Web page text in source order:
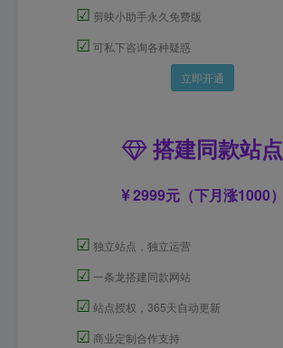
☑ 剪映小助手永久免费版
☑ 可私下咨询各种疑惑
立即开通
搭建同款站点
2999元（下月涨1000）
☑ 独立站点，独立运营
☑ 一条龙搭建同款网站
☑ 站点授权，365天自动更新
☑ 商业定制合作支持